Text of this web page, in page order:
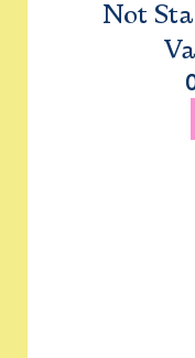
Not